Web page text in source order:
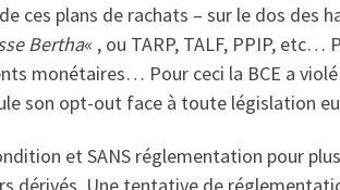
ces plans de rachats – sur le dos des
Bertha« , ou TARP, TALF, PPIP, etc…
monétaires… Pour ceci la BCE a
son opt-out face à toute législation
et SANS réglementation pour